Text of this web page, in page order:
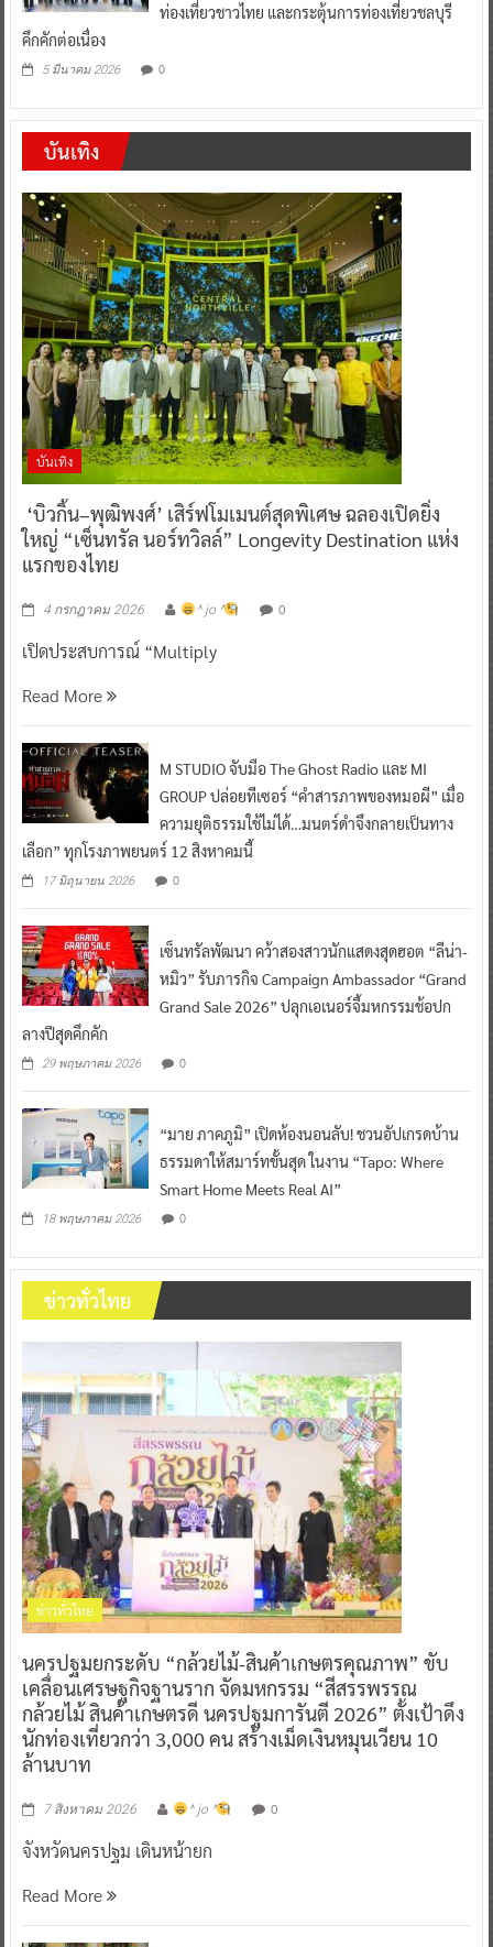
ท่องเที่ยวชาวไทย และกระตุ้นการท่องเที่ยวชลบุรี
คึกคักต่อเนื่อง
5 มีนาคม 2026 0
บันเทิง
บันเทิง
‘บิวกิ้น–พุฒิพงศ์’ เสิร์ฟโมเมนต์สุดพิเศษ ฉลองเปิดยิ่ง
ใหญ่ “เซ็นทรัล นอร์ทวิลล์” Longevity Destination แห่ง
แรกของไทย
4 กรกฎาคม 2026 ^ jo ^ 0
เปิดประสบการณ์ “Multiply
Read More
M STUDIO จับมือ The Ghost Radio และ MI
GROUP ปล่อยทีเซอร์ “คำสารภาพของหมอผี” เมื่อ
ความยุติธรรมใช้ไม่ได้…มนตร์ดำจึงกลายเป็นทาง
เลือก” ทุกโรงภาพยนตร์ 12 สิงหาคมนี้
17 มิถุนายน 2026 0
เซ็นทรัลพัฒนา คว้าสองสาวนักแสดงสุดฮอต “ลีน่า-
หมิว” รับภารกิจ Campaign Ambassador “Grand
Grand Sale 2026” ปลุกเอเนอร์จี้มหกรรมช้อปก
ลางปีสุดคึกคัก
29 พฤษภาคม 2026 0
“มาย ภาคภูมิ” เปิดห้องนอนลับ! ชวนอัปเกรดบ้าน
ธรรมดาให้สมาร์ทขั้นสุด ในงาน “Tapo: Where
Smart Home Meets Real AI”
18 พฤษภาคม 2026 0
ข่าวทั่วไทย
ข่าวทั่วไทย
นครปฐมยกระดับ “กล้วยไม้-สินค้าเกษตรคุณภาพ” ขับ
เคลื่อนเศรษฐกิจฐานราก จัดมหกรรม “สีสรรพรรณ
กล้วยไม้ สินค้าเกษตรดี นครปฐมการันตี 2026” ตั้งเป้าดึง
นักท่องเที่ยวกว่า 3,000 คน สร้างเม็ดเงินหมุนเวียน 10
ล้านบาท
7 สิงหาคม 2026 ^ jo ^ 0
จังหวัดนครปฐม เดินหน้ายก
Read More